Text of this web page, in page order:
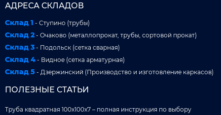
АДРЕСА СКЛАДОВ
Склад 1 - Ступино (трубы)
Склад 2 - Очаково (металлопрокат, трубы, сортовой прокат)
Склад 3 - Подольск (сетка сварная)
Склад 4 - Видное (сетка арматурная)
Склад 5 - Дзержинский (Производство и изготовление каркасов)
ПОЛЕЗНЫЕ СТАТЬИ
Труба квадратная 100x100x7 – полная инструкция по выбору